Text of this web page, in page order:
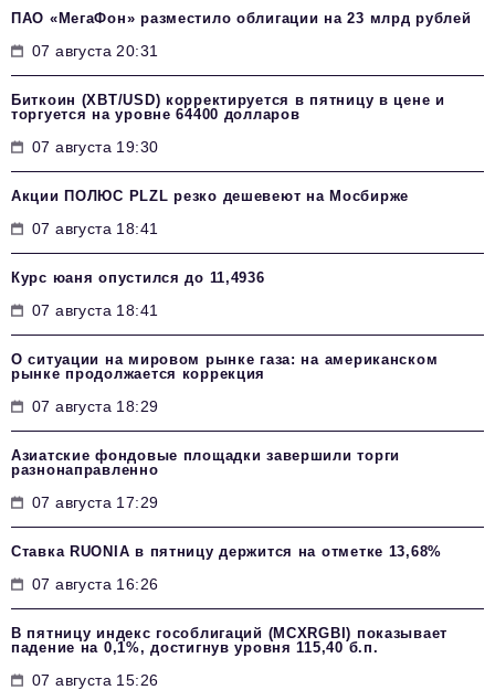
ПАО «МегаФон» разместило облигации на 23 млрд рублей
07 августа 20:31
Биткоин (XBT/USD) корректируется в пятницу в цене и
торгуется на уровне 64400 долларов
07 августа 19:30
Акции ПОЛЮС PLZL резко дешевеют на Мосбирже
07 августа 18:41
Курс юаня опустился до 11,4936
07 августа 18:41
О ситуации на мировом рынке газа: на американском
рынке продолжается коррекция
07 августа 18:29
Азиатские фондовые площадки завершили торги
разнонаправленно
07 августа 17:29
Ставка RUONIA в пятницу держится на отметке 13,68%
07 августа 16:26
В пятницу индекс гособлигаций (MCXRGBI) показывает
падение на 0,1%, достигнув уровня 115,40 б.п.
07 августа 15:26